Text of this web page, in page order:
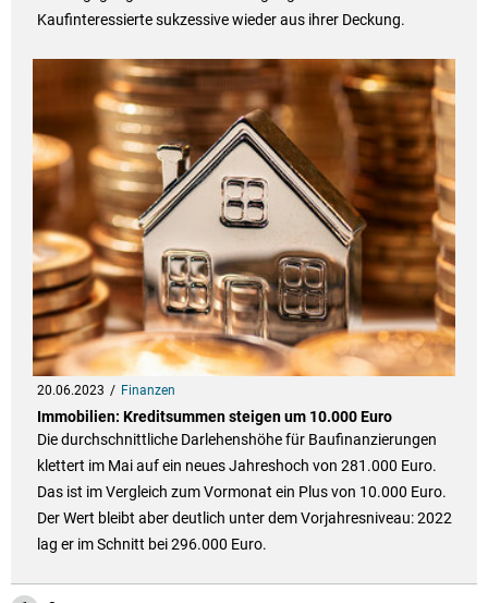
Kaufinteressierte sukzessive wieder aus ihrer Deckung.
20.06.2023 Finanzen
Immobilien: Kreditsummen steigen um 10.000 Euro
Die durchschnittliche Darlehenshöhe für Baufinanzierungen
klettert im Mai auf ein neues Jahreshoch von 281.000 Euro.
Das ist im Vergleich zum Vormonat ein Plus von 10.000 Euro.
Der Wert bleibt aber deutlich unter dem Vorjahresniveau: 2022
lag er im Schnitt bei 296.000 Euro.